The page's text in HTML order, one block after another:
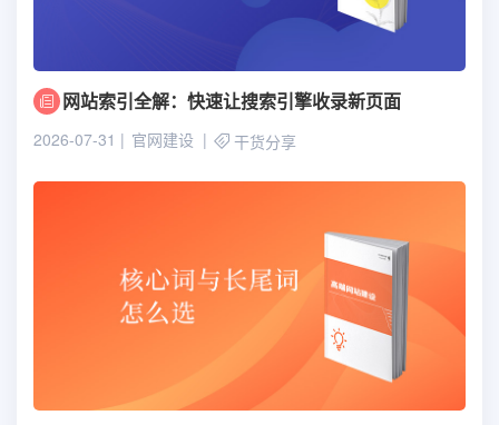
网站索引全解：快速让搜索引擎收录新页面
2026-07-31 官网建设 干货分享